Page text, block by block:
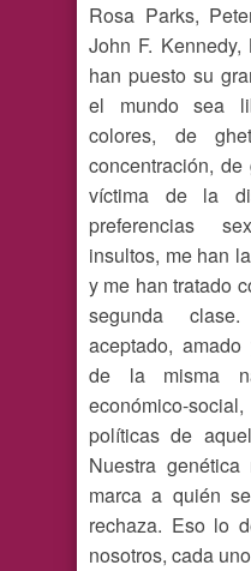
Rosa Parks,
John F.
han puesto su
el mundo sea
colores, de
concentración,
víctima de la
preferencias
insultos, me han
y me han tratado
segunda
aceptado,
de la misma
económico-
políticas de
Nuestra
marca a quién
rechaza. Eso lo
nosotros, cada